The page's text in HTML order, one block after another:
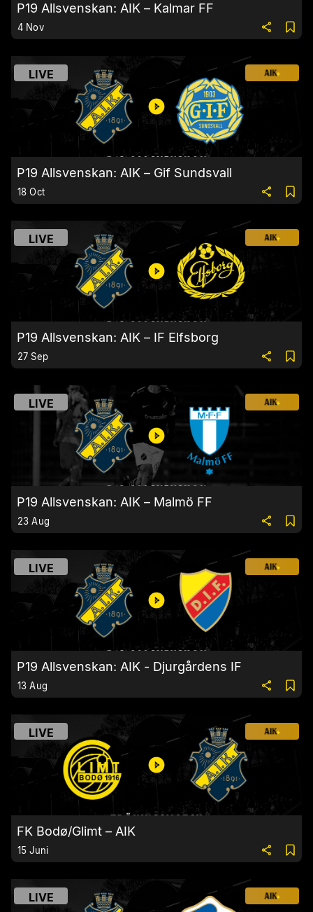
P19 Allsvenskan: AIK – Kalmar FF
4 Nov
LIVE
P19 Allsvenskan: AIK – Gif Sundsvall
18 Oct
LIVE
P19 Allsvenskan: AIK – IF Elfsborg
27 Sep
LIVE
P19 Allsvenskan: AIK – Malmö FF
23 Aug
LIVE
P19 Allsvenskan: AIK - Djurgårdens IF
13 Aug
LIVE
FK Bodø/Glimt – AIK
15 Juni
LIVE